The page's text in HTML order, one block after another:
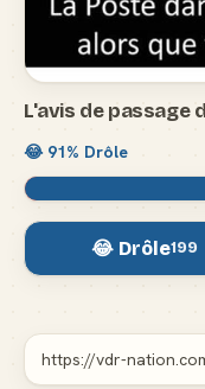
L'avis de passage
😂 91% Drôle
😂 Drôle199